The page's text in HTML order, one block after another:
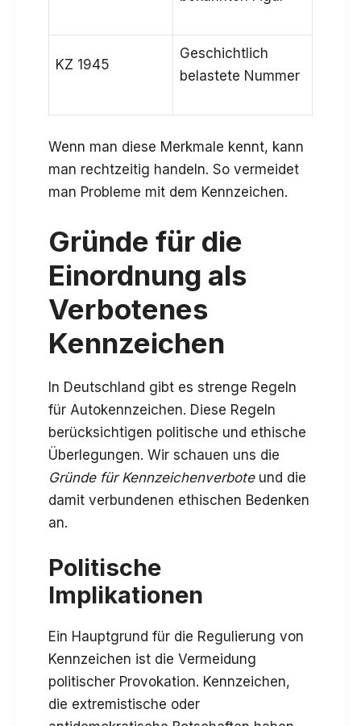
KZ 1945
Geschichtlich
belastete Nummer
Wenn man diese Merkmale kennt, kann
man rechtzeitig handeln. So vermeidet
man Probleme mit dem Kennzeichen.
Gründe für die
Einordnung als
Verbotenes
Kennzeichen
In Deutschland gibt es strenge Regeln
für Autokennzeichen. Diese Regeln
berücksichtigen politische und ethische
Überlegungen. Wir schauen uns die
Gründe für Kennzeichenverboteund die
damit verbundenen ethischen Bedenken
an.
Politische
Implikationen
Ein Hauptgrund für die Regulierung von
Kennzeichen ist die Vermeidung
politischer Provokation. Kennzeichen,
die extremistische oder